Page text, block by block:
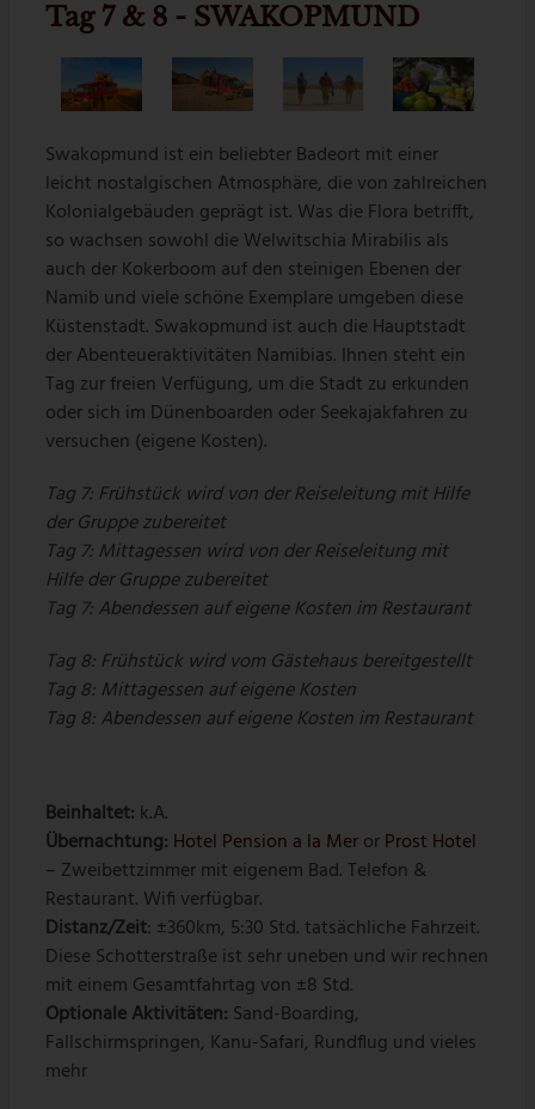
Tag 7 & 8 - SWAKOPMUND
Swakopmund ist ein beliebter Badeort mit einer
leicht nostalgischen Atmosphäre, die von zahlreichen
Kolonialgebäuden geprägt ist. Was die Flora betrifft,
so wachsen sowohl die Welwitschia Mirabilis als
auch der Kokerboom auf den steinigen Ebenen der
Namib und viele schöne Exemplare umgeben diese
Küstenstadt. Swakopmund ist auch die Hauptstadt
der Abenteueraktivitäten Namibias. Ihnen steht ein
Tag zur freien Verfügung, um die Stadt zu erkunden
oder sich im Dünenboarden oder Seekajakfahren zu
versuchen (eigene Kosten).
Tag 7: Frühstück wird von der Reiseleitung mit Hilfe
der Gruppe zubereitet
Tag 7: Mittagessen wird von der Reiseleitung mit
Hilfe der Gruppe zubereitet
Tag 7: Abendessen auf eigene Kosten im Restaurant
Tag 8: Frühstück wird vom Gästehaus bereitgestellt
Tag 8: Mittagessen auf eigene Kosten
Tag 8: Abendessen auf eigene Kosten im Restaurant
Beinhaltet: k.A.
Übernachtung: Hotel Pension a la MerorProst Hotel
– Zweibettzimmer mit eigenem Bad. Telefon &
Restaurant. Wifi verfügbar.
Distanz/Zeit: ±360km, 5:30 Std. tatsächliche Fahrzeit.
Diese Schotterstraße ist sehr uneben und wir rechnen
mit einem Gesamtfahrtag von ±8 Std.
Optionale Aktivitäten: Sand-Boarding,
Fallschirmspringen, Kanu-Safari, Rundflug und vieles
mehr